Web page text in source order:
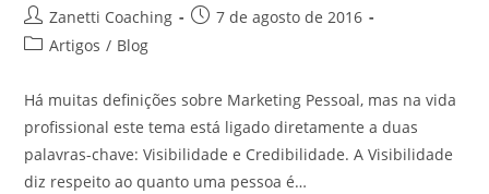
Zanetti Coaching
7 de agosto de 2016
Artigos / Blog
Há muitas definições sobre Marketing Pessoal, mas na vida
profissional este tema está ligado diretamente a duas
palavras-chave: Visibilidade e Credibilidade. A Visibilidade
diz respeito ao quanto uma pessoa é…